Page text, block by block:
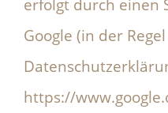
erfolgt durch einen
Google (in der
https://